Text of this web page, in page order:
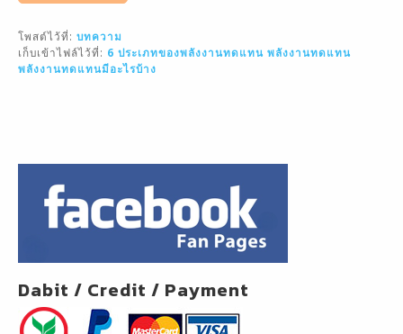
l e
b
o
โพสต์ไว้ที่: บทความ
เก็บเข้าไฟล์ไว้ที่: 6 ประเภทของพลังงานทดแทน พลังงานทดแทน
พลังงานทดแทนมีอะไรบ้าง
Dabit / Credit / Payment